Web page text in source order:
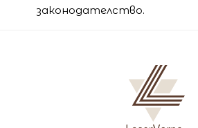
законодателство.